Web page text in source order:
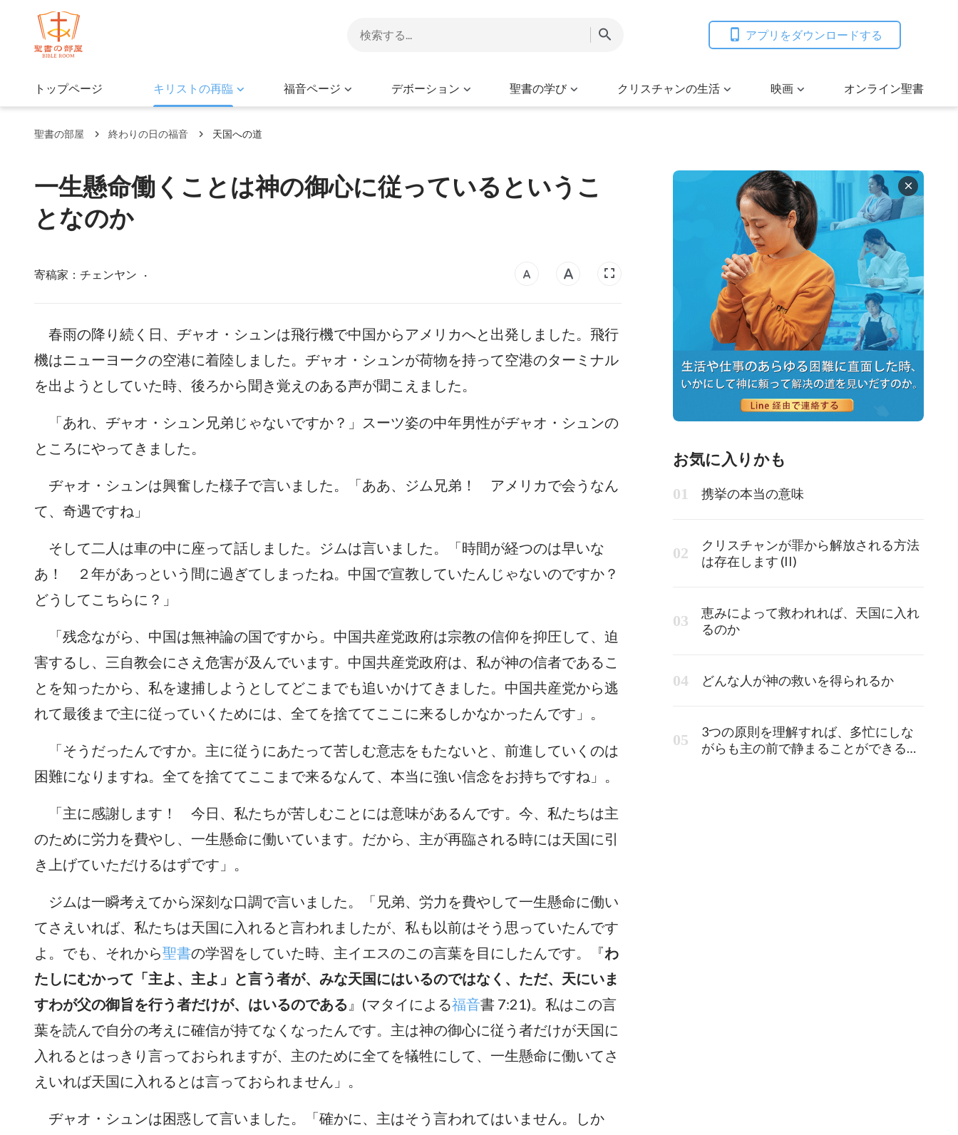
アプリをダウンロードする
トップページ キリストの再臨 福音ページ デボーション 聖書の学び クリスチャンの生活 映画 オンライン聖書
聖書の部屋 終わりの日の福音 天国への道
一生懸命働くことは神の御心に従っているというこ
となのか
寄稿家：チェンヤン ·
春雨の降り続く日、ヂャオ・シュンは飛行機で中国からアメリカへと出発しました。飛行
機はニューヨークの空港に着陸しました。ヂャオ・シュンが荷物を持って空港のターミナル
を出ようとしていた時、後ろから聞き覚えのある声が聞こえました。
「あれ、ヂャオ・シュン兄弟じゃないですか？」スーツ姿の中年男性がヂャオ・シュンの
ところにやってきました。
ヂャオ・シュンは興奮した様子で言いました。「ああ、ジム兄弟！ アメリカで会うなん
て、奇遇ですね」
そして二人は車の中に座って話しました。ジムは言いました。「時間が経つのは早いな
あ！ ２年があっという間に過ぎてしまったね。中国で宣教していたんじゃないのですか？
どうしてこちらに？」
「残念ながら、中国は無神論の国ですから。中国共産党政府は宗教の信仰を抑圧して、迫
害するし、三自教会にさえ危害が及んでいます。中国共産党政府は、私が神の信者であるこ
とを知ったから、私を逮捕しようとしてどこまでも追いかけてきました。中国共産党から逃
れて最後まで主に従っていくためには、全てを捨ててここに来るしかなかったんです」。
「そうだったんですか。主に従うにあたって苦しむ意志をもたないと、前進していくのは
困難になりますね。全てを捨ててここまで来るなんて、本当に強い信念をお持ちですね」。
「主に感謝します！ 今日、私たちが苦しむことには意味があるんです。今、私たちは主
のために労力を費やし、一生懸命に働いています。だから、主が再臨される時には天国に引
き上げていただけるはずです」。
ジムは一瞬考えてから深刻な口調で言いました。「兄弟、労力を費やして一生懸命に働い
てさえいれば、私たちは天国に入れると言われましたが、私も以前はそう思っていたんです
よ。でも、それから聖書の学習をしていた時、主イエスのこの言葉を目にしたんです。『わ
たしにむかって「主よ、主よ」と言う者が、みな天国にはいるのではなく、ただ、天にいま
すわが父の御旨を行う者だけが、はいるのである 』(マタイによる福音書 7:21)。私はこの言
葉を読んで自分の考えに確信が持てなくなったんです。主は神の御心に従う者だけが天国に
入れるとはっきり言っておられますが、主のために全てを犠牲にして、一生懸命に働いてさ
えいれば天国に入れるとは言っておられません」。
ヂャオ・シュンは困惑して言いました。「確かに、主はそう言われてはいません。しか
お気に入りかも
携挙の本当の意味
クリスチャンが罪から解放される方法
は存在します (II)
恵みによって救われれば、天国に入れ
るのか
どんな人が神の救いを得られるか
3つの原則を理解すれば、多忙にしな
がらも主の前で静まることができるよ